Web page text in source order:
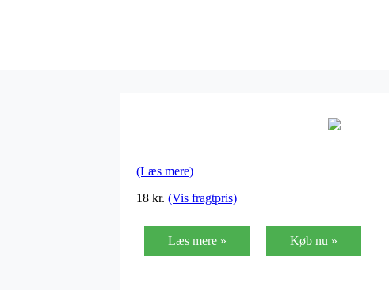
(Læs mere)
18 kr. (Vis fragtpris)
Læs mere » Køb nu »